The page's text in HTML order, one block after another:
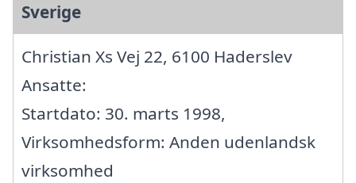
Sverige
Christian Xs Vej 22, 6100 Haderslev
Ansatte:
Startdato: 30. marts 1998,
Virksomhedsform: Anden udenlandsk
virksomhed